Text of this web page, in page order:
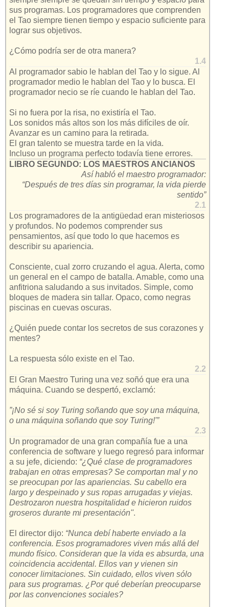
sus programas. Los programadores que comprenden
el Tao siempre tienen tiempo y espacio suficiente para
lograr sus objetivos.
¿Cómo podría ser de otra manera?
1.4
Al programador sabio le hablan del Tao y lo sigue. Al
programador medio le hablan del Tao y lo busca. El
programador necio se ríe cuando le hablan del Tao.
Si no fuera por la risa, no existiría el Tao.
Los sonidos más altos son los más difíciles de oír.
Avanzar es un camino para la retirada.
El gran talento se muestra tarde en la vida.
Incluso un programa perfecto todavía tiene errores.
LIBRO SEGUNDO: LOS MAESTROS ANCIANOS
Así habló el maestro programador:
“Después de tres días sin programar, la vida pierde
sentido”
2.1
Los programadores de la antigüedad eran misteriosos
y profundos. No podemos comprender sus
pensamientos, así que todo lo que hacemos es
describir su apariencia.
Consciente, cual zorro cruzando el agua. Alerta, como
un general en el campo de batalla. Amable, como una
anfitriona saludando a sus invitados. Simple, como
bloques de madera sin tallar. Opaco, como negras
piscinas en cuevas oscuras.
¿Quién puede contar los secretos de sus corazones y
mentes?
La respuesta sólo existe en el Tao.
2.2
El Gran Maestro Turing una vez soñó que era una
máquina. Cuando se despertó, exclamó:
”¡No sé si soy Turing soñando que soy una máquina,
o una máquina soñando que soy Turing!'”
2.3
Un programador de una gran compañía fue a una
conferencia de software y luego regresó para informar
a su jefe, diciendo: “¿Qué clase de programadores
trabajan en otras empresas? Se comportan mal y no
se preocupan por las apariencias. Su cabello era
largo y despeinado y sus ropas arrugadas y viejas.
Destrozaron nuestra hospitalidad e hicieron ruidos
groseros durante mi presentación''.
El director dijo: “Nunca debí haberte enviado a la
conferencia. Esos programadores viven más allá del
mundo físico. Consideran que la vida es absurda, una
coincidencia accidental. Ellos van y vienen sin
conocer limitaciones. Sin cuidado, ellos viven sólo
para sus programas. ¿Por qué deberían preocuparse
por las convenciones sociales?